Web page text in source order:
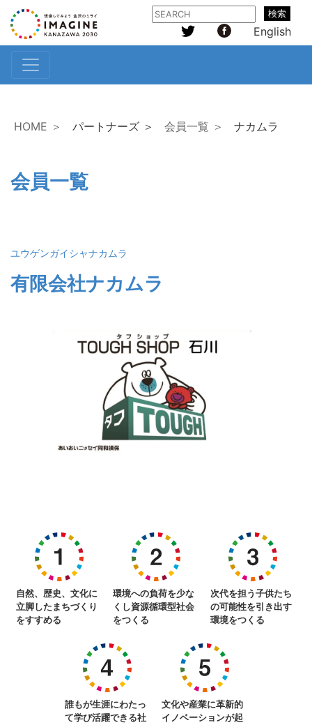
検索
English
HOME ＞ パートナーズ ＞ 会員一覧 ＞ ナカムラ
会員一覧
ユウゲンガイシャナカムラ
有限会社ナカムラ
自然、歴史、文化に
立脚したまちづくり
をすすめる
環境への負荷を少な
くし資源循環型社会
をつくる
次代を担う子供たち
の可能性を引き出す
環境をつくる
誰もが生涯にわたっ
て学び活躍できる社
文化や産業に革新的
イノベーションが起